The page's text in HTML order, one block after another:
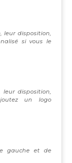
leur disposition,
si vous le
leur disposition,
un logo
gauche et de